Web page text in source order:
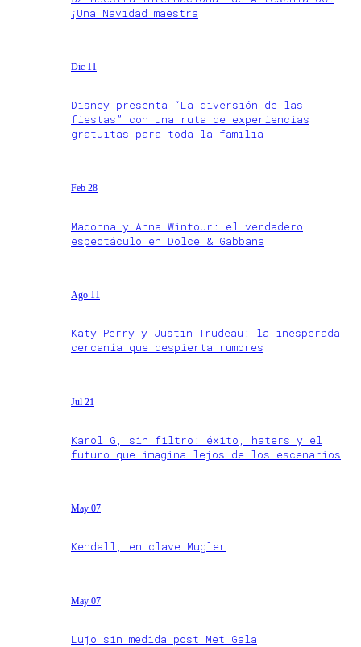
¡Una Navidad maestra
Dic 11
Disney presenta “La diversión de las
fiestas” con una ruta de experiencias
gratuitas para toda la familia
Feb 28
Madonna y Anna Wintour: el verdadero
espectáculo en Dolce & Gabbana
Ago 11
Katy Perry y Justin Trudeau: la inesperada
cercanía que despierta rumores
Jul 21
Karol G, sin filtro: éxito, haters y el
futuro que imagina lejos de los escenarios
May 07
Kendall, en clave Mugler
May 07
Lujo sin medida post Met Gala